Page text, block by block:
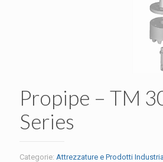
Propipe – TM
Series
Categorie: Attrezzature e Prodotti